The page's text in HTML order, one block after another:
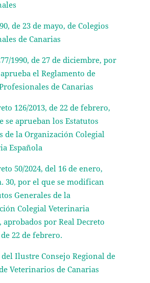
de 23 de mayo, de Colegios
de Canarias
1990, de 27 de diciembre, por
el Reglamento de
de Canarias
126/2013, de 22 de febrero,
se aprueban los Estatutos
de la Organización Colegial
Española
50/2024, del 16 de enero,
30, por el que se modifican
Generales de la
Colegial Veterinaria
aprobados por Real Decreto
de 22 de febrero.
del Ilustre Consejo Regional de
Veterinarios de Canarias